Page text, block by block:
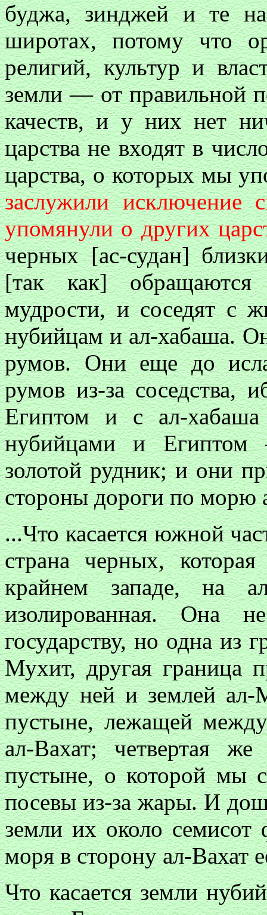
буджа, зинджей и те
широтах, потому что
религий, культур и
земли — от правильной
качеств, и у них нет
царства не входят в
царства, о которых мы
заслужили исключение
упомянули о других
черных [ас-судан]
[так как]
мудрости, и соседят с
нубийцам и ал-хабаша.
румов. Они еще до
румов из-за соседства,
Египтом и с ал-
нубийцами и
золотой рудник; и они
стороны дороги по морю
...Что касается южной
страна черных,
крайнем западе, на
изолированная. Она
государству, но одна из
Мухит, другая граница
между ней и землей ал-
пустыне, лежащей
ал-Вахат; четвертая
пустыне, о которой мы
посевы из-за жары. И
земли их около семисот
моря в сторону ал-
Что касается земли